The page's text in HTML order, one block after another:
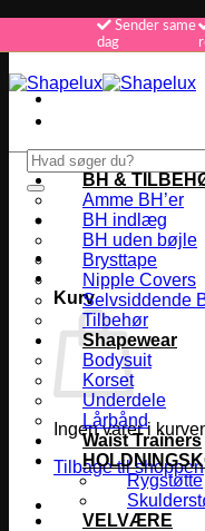
Sender same
dag
365 dages returret
Søg
efter:
Kurv
Ingen varer i
Tilbage til shoppen
BH &
Amme BH’er
BH indlæg
BH uden bøjle
Brysttape
Nipple Covers
Selvsiddende
Tilbehør
Shapewear
Bodysuit
Korset
Underdele
Lårbånd
Waist Trainers
Rygstøtte
VELVÆRE